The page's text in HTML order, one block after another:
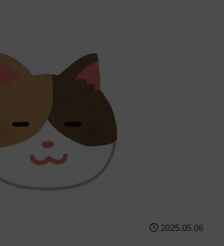
2025.05.06